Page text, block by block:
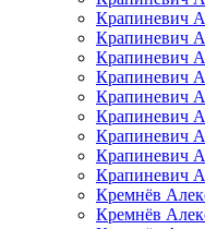
Крапиневич
Крапиневич
Крапиневич
Крапиневич
Крапиневич
Крапиневич
Крапиневич
Крапиневич
Крапиневич
Кремнёв
Кремнёв